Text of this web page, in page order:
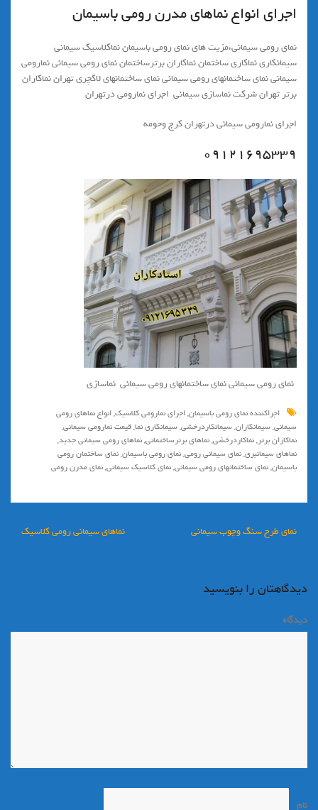
اجراي انواع نماهاي مدرن رومي باسيمان
نماي رومي سيماني،مزيت هاي نماي رومي باسيمان نماكلاسيك سيماني
سيمانكاري نماكاري ساختمان نماكاران برترساختمان نماي رومي سيماني نمارومي
سيماني نماي ساختمانهاي رومي سيماني نماي ساختمانهاي لاكچري تهران نماكاران
برتر تهران شركت نماسازي سيماني اجراي نمارومي درتهران
اجراي نمارومي سيماني درتهران كرج وحومه
۰۹۱۲۱۶۹۵۳۳۹
نمای رومی سیمانی نمای ساختمانهای رومی سیمانی نماسازی
اجراكننده نماي رومي باسيمان,اجراي نمارومي كلاسيك,انواع نماهاي رومي
سيماني, سیمانکاران, سیمانکاردرخشی, سیمانکاری نما,قيمت نمارومي سيماني,
نماکاران برتر,نماکاردرخشی,نماهای برترساختمانی,نماهای رومی سیمانی جدید,
نماهای سیمانبری,نماي سيماني رومي,نمای رومی باسیمان,نمای ساختمان رومی
باسیمان,نمای ساختمانهای رومی سیمانی,نمای کلاسیک سیمانی,نمای مدرن رومی
راهبری نماهای سیمانی رومی کلاسیک نمای طرح سنگ وچوب سیمانی
دیدگاهتان را بنویسید
دیدگاه
نام